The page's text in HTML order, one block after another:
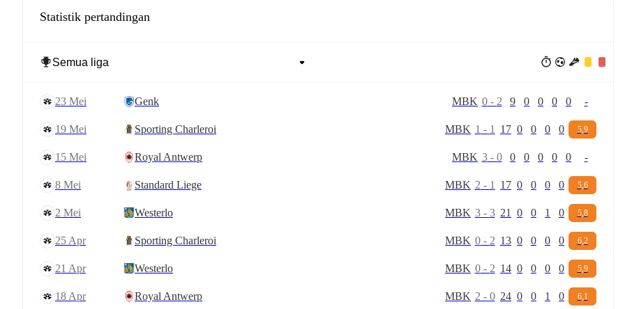
Statistik pertandingan
23 Mei Genk MBK 0- 2 9 0 0 0 0 -
19 Mei Sporting Charleroi MBK 1 - 1 17 0 0 0 0 5,9
15 Mei Royal Antwerp MBK 3- 0 0 0 0 0 0 -
8 Mei Standard Liege MBK 2 - 1 17 0 0 0 0 5,6
2 Mei Westerlo MBK 3- 3 21 0 0 1 0 5,8
25 Apr Sporting Charleroi MBK 0- 2 13 0 0 0 0 6,2
21 Apr Westerlo MBK 0- 2 14 0 0 0 0 5,9
18 Apr Royal Antwerp MBK 2 - 0 24 0 0 1 0 6,1